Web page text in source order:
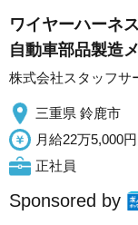
ワイヤーハーネ
自動車部品製造
株式会社スタッフサ
三重県 鈴鹿市
月給22万5,000円
正社員
Sponsored by